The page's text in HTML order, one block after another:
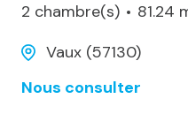
2 chambre(s)
81.24
Vaux (57130)
Nous consulter